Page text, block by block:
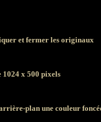
et fermer les originaux
x 500 pixels
plan une couleur